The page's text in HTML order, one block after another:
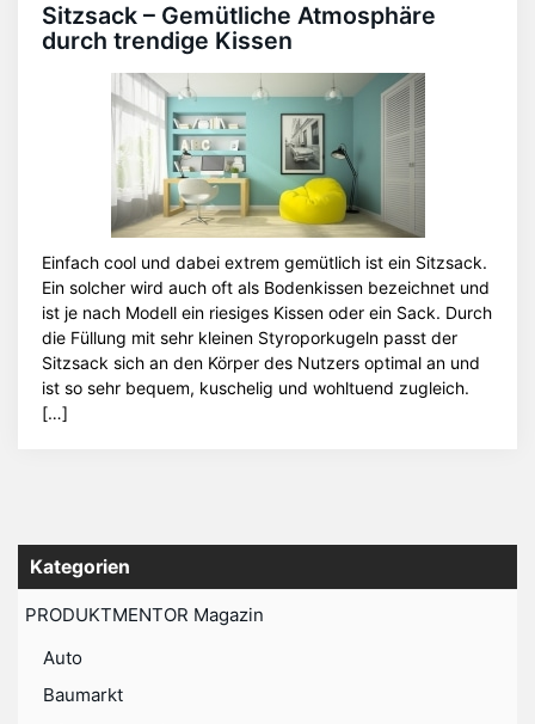
Sitzsack – Gemütliche Atmosphäre
durch trendige Kissen
Einfach cool und dabei extrem gemütlich ist ein Sitzsack.
Ein solcher wird auch oft als Bodenkissen bezeichnet und
ist je nach Modell ein riesiges Kissen oder ein Sack. Durch
die Füllung mit sehr kleinen Styroporkugeln passt der
Sitzsack sich an den Körper des Nutzers optimal an und
ist so sehr bequem, kuschelig und wohltuend zugleich.
[…]
Kategorien
PRODUKTMENTOR Magazin
Auto
Baumarkt